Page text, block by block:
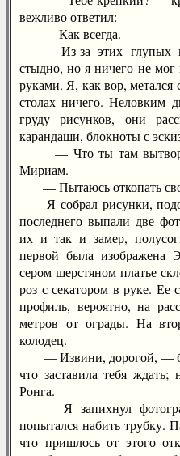
вежливо ответил:
— Как всегда.
Из-за этих глупых
стыдно, но я ничего не мог
руками. Я, как вор, метался
столах ничего. Неловким
груду рисунков, они
карандаши, блокноты с
— Что ты там
Мириам.
— Пытаюсь откопать
Я собрал рисунки,
последнего выпали две
их и так и замер,
первой была изображена
сером шерстяном платье
роз с секатором в руке. Ее
профиль, вероятно, на
метров от ограды. На
колодец.
— Извини, дорогой, —
что заставила тебя
Ронга.
Я запихнул
попытался набить трубку.
что пришлось от этого